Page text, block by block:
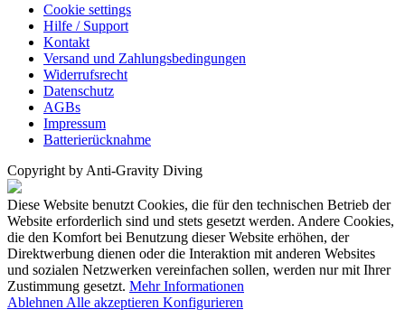
Cookie settings
Hilfe / Support
Kontakt
Versand und Zahlungsbedingungen
Widerrufsrecht
Datenschutz
AGBs
Impressum
Batterierücknahme
Copyright by Anti-Gravity Diving
Diese Website benutzt Cookies, die für den technischen Betrieb der
Website erforderlich sind und stets gesetzt werden. Andere Cookies,
die den Komfort bei Benutzung dieser Website erhöhen, der
Direktwerbung dienen oder die Interaktion mit anderen Websites
und sozialen Netzwerken vereinfachen sollen, werden nur mit Ihrer
Zustimmung gesetzt. Mehr Informationen
Ablehnen Alle akzeptieren Konfigurieren